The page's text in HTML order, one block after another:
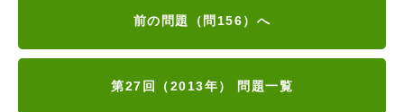
前の問題（問156）へ
第27回（2013年） 問題一覧